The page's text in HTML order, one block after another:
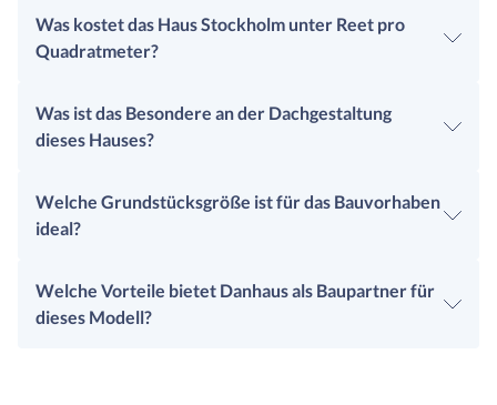
Was kostet das Haus Stockholm unter Reet pro
Quadratmeter?
Was ist das Besondere an der Dachgestaltung
dieses Hauses?
Welche Grundstücksgröße ist für das Bauvorhaben
ideal?
Welche Vorteile bietet Danhaus als Baupartner für
dieses Modell?